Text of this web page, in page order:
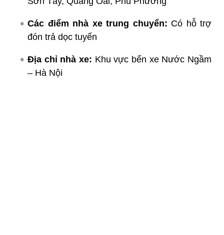
Các điểm nhà xe trung chuyển: Có hỗ trợ
đón trả dọc tuyến
Địa chỉ nhà xe: Khu vực bến xe Nước Ngầm
– Hà Nội